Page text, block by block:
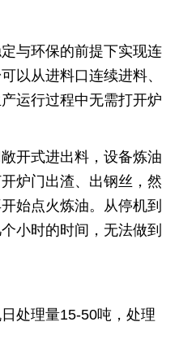
与环保的前提下实现连
以从进料口连续进料、
运行过程中无需打开炉
开式进出料，设备炼油
炉门出渣、出钢丝，然
始点火炼油。从停机到
小时的时间，无法做到
处理量15-50吨，处理